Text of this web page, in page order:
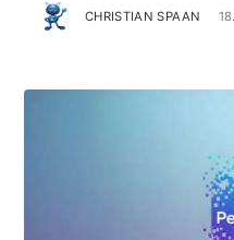
CHRISTIAN SPAAN